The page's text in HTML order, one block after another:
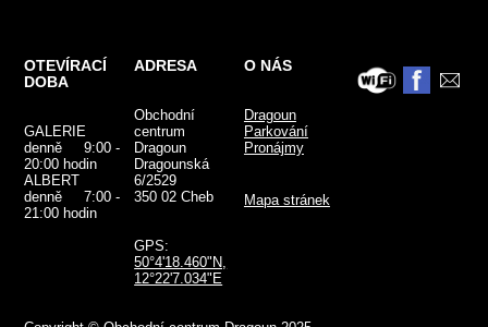
OTEVÍRACÍ
DOBA
GALERIE
denně 9:00 -
20:00 hodin
ALBERT
denně 7:00 -
21:00 hodin
ADRESA
Obchodní
centrum
Dragoun
Dragounská
6/2529
350 02 Cheb
GPS:
50°4'18.460"N,
12°22'7.034"E
O NÁS
Dragoun
Parkování
Pronájmy
Mapa stránek